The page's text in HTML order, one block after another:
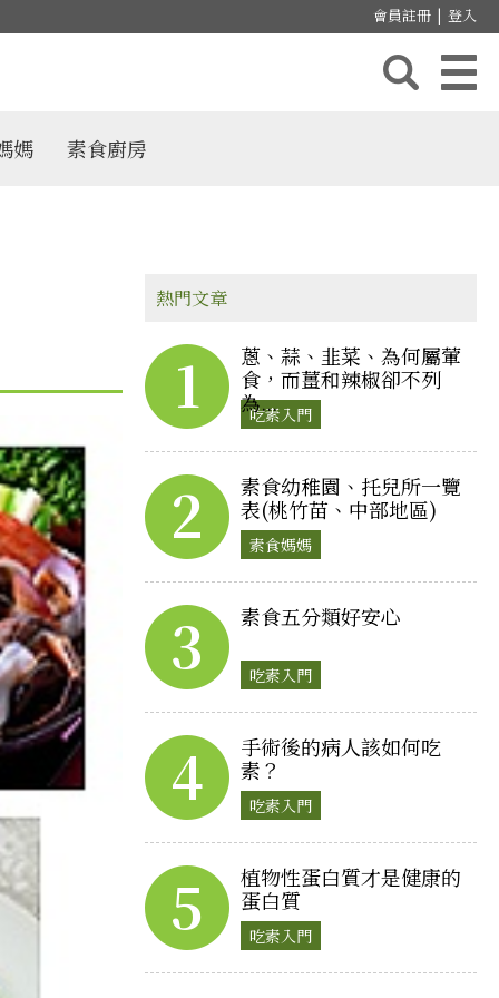
會員註冊 | 登入
媽 素食廚房
熱門文章
1
蔥、蒜、韭菜、為何屬葷
食，而薑和辣椒卻不列
為...
吃素入門
2
素食幼稚園、托兒所一覽
表(桃竹苗、中部地區)
素食媽媽
3 素食五分類好安心
吃素入門
4
手術後的病人該如何吃
素？
吃素入門
5
植物性蛋白質才是健康的
蛋白質
吃素入門